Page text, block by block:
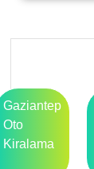
Gaziantep
Oto
Kiralama